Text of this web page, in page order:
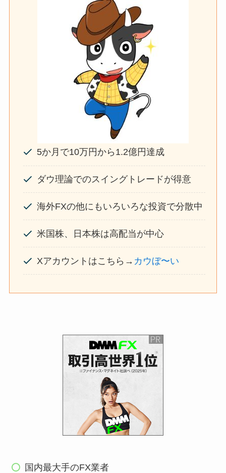
5か月で10万円から1.2億円達成
ダウ理論でのスイングトレードが得意
海外FXの他にもいろいろな投資で分散中
米国株、日本株は高配当が中心
Xアカウントはこちら→ カウぼ〜い
国内最大手のFX業者